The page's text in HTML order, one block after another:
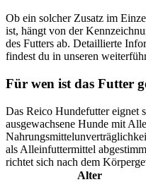
Ob ein solcher Zusatz im
ist, hängt von der
des Futters ab. Detaillierte
findest du in unseren
Für wen ist das Futter
Das Reico Hundefutter eignet
ausgewachsene Hunde mit
als Alleinfuttermittel
richtet sich nach dem
Alter